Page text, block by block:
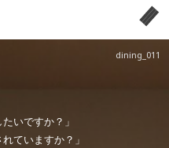
dining_011
いですか？」
ていますか？」